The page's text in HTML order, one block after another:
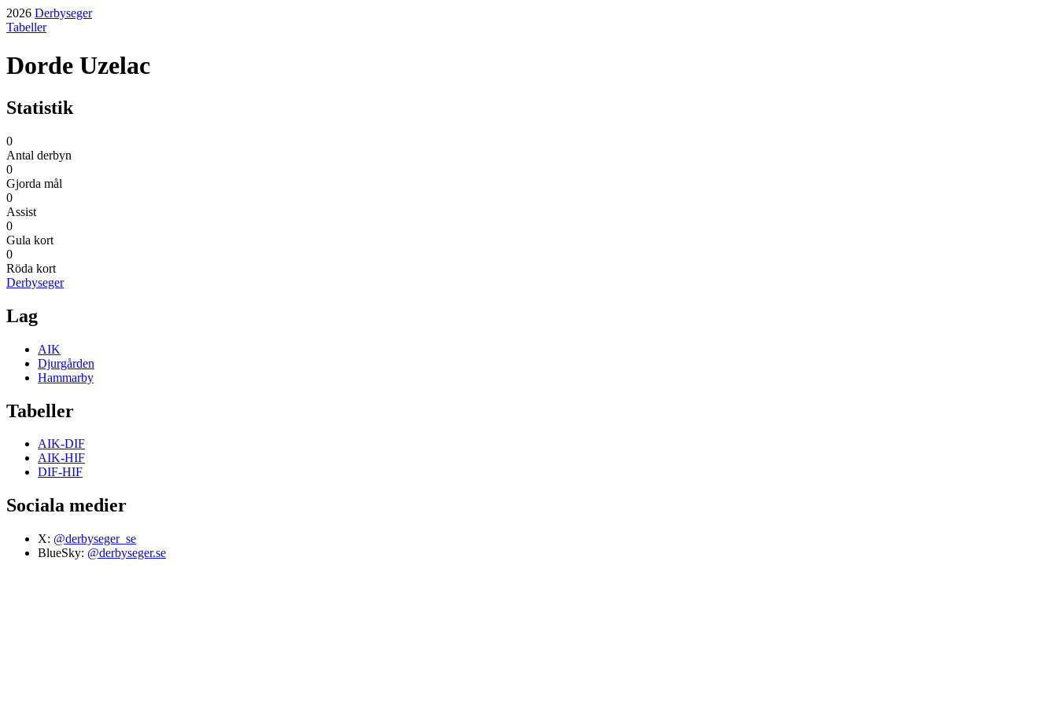
2026 Derbyseger
Tabeller
Dorde Uzelac
Statistik
0
Antal derbyn
0
Gjorda mål
0
Assist
0
Gula kort
0
Röda kort
Derbyseger
Lag
AIK
Djurgården
Hammarby
Tabeller
AIK-DIF
AIK-HIF
DIF-HIF
Sociala medier
X: @derbyseger_se
BlueSky: @derbyseger.se